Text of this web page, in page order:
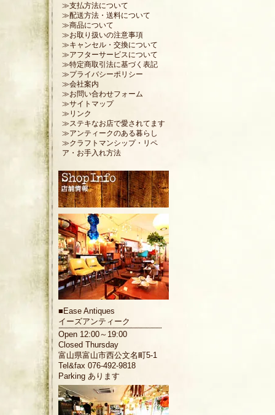
≫支払方法について
≫配送方法・送料について
≫商品について
≫お取り扱いの注意事項
≫キャンセル・交換について
≫アフターサービスについて
≫特定商取引法に基づく表記
≫プライバシーポリシー
≫会社案内
≫お問い合わせフォーム
≫サイトマップ
≫リンク
≫ステキなお店で愛されてます
≫アンティークのある暮らし
≫クラフトマンシップ・リペ
ア・お手入れ方法
■ Ease Antiques
イーズアンティーク
Open 12:00～19:00
Closed Thursday
富山県富山市西公文名町5-1
Tel&fax 076-492-9818
Parking あります